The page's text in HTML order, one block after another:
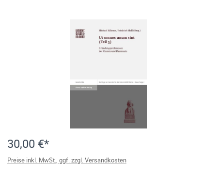
30,00 €*
Preise inkl. MwSt., ggf. zzgl. Versandkosten